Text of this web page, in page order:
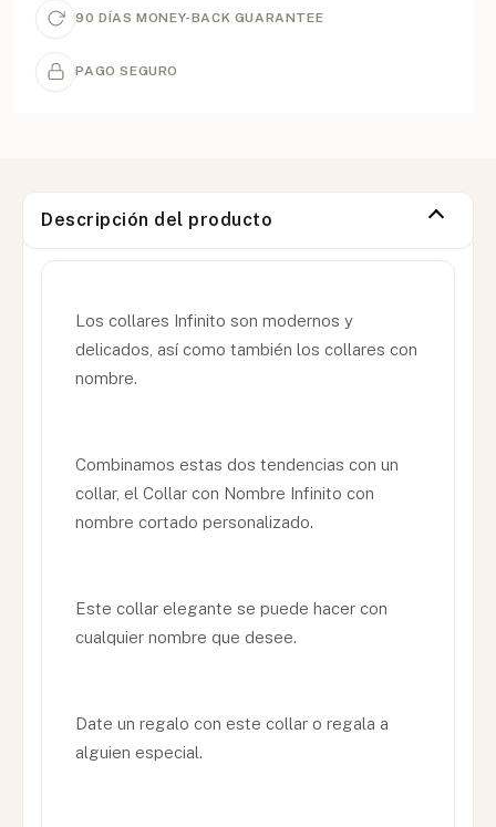
90 DÍAS MONEY-BACK GUARANTEE
PAGO SEGURO
Descripción del producto
Los collares Infinito son modernos y
delicados, así como también los collares con
nombre.
Combinamos estas dos tendencias con un
collar, el Collar con Nombre Infinito con
nombre cortado personalizado.
Este collar elegante se puede hacer con
cualquier nombre que desee.
Date un regalo con este collar o regala a
alguien especial.